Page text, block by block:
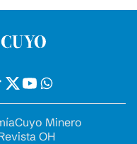
Cuyo Minero
OH